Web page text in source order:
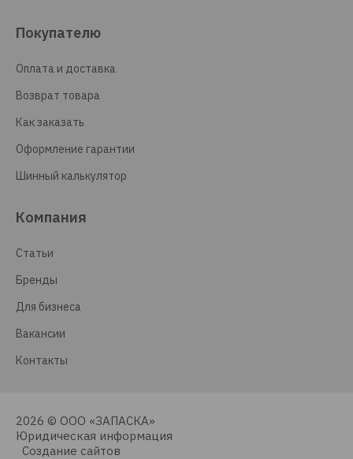
Покупателю
Оплата и доставка
Возврат товара
Как заказать
Оформление гарантии
Шинный калькулятор
Компания
Статьи
Бренды
Для бизнеса
Вакансии
Контакты
2026 © ООО «ЗАПАСКА»
Юридическая информация
Создание сайтов